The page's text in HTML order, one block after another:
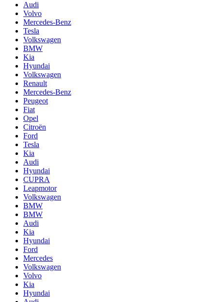
Audi
Volvo
Mercedes-Benz
Tesla
Volkswagen
BMW
Kia
Hyundai
Volkswagen
Renault
Mercedes-Benz
Peugeot
Fiat
Opel
Citroën
Ford
Tesla
Kia
Audi
Hyundai
CUPRA
Leapmotor
Volkswagen
BMW
BMW
Audi
Kia
Hyundai
Ford
Mercedes
Volkswagen
Volvo
Kia
Hyundai